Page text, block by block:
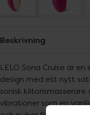
Beskrivning
LELO Sona Cruise är
design med ett nytt
sonisk
vibrationer som en